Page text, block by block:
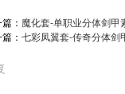
篇： 魔化套-单职业分体剑甲
： 七彩凤翼套-传奇分体剑